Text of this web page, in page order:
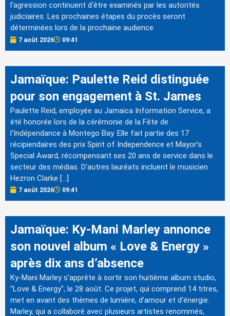
l'agression continuent d'être examinés par les autorités
judiciaires. Les prochaines étapes du procès seront
déterminées lors de la prochaine audience.
7 août 2026 09:41
Jamaïque: Paulette Reid distinguée
pour son engagement à St. James
Paulette Reid, employée au Jamaica Information Service, a
été honorée lors de la cérémonie de la Fête de
l'Indépendance à Montego Bay. Elle fait partie des 17
récipiendaires des prix Spirit of Independence et Mayor’s
Special Award, récompensant ses 20 ans de service dans le
secteur des médias. D'autres lauréats incluent le musicien
Hezron Clarke […]
7 août 2026 09:41
Jamaïque: Ky-Mani Marley annonce
son nouvel album « Love & Energy »
après dix ans d’absence
Ky-Mani Marley s'apprête à sortir son huitième album studio,
"Love & Energy", le 28 août. Ce projet, qui comprend 14 titres,
met en avant des thèmes de lumière, d'amour et d'énergie.
Marley, qui a collaboré avec plusieurs artistes renommés,